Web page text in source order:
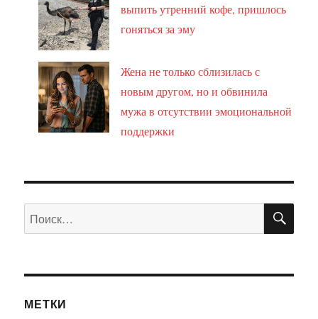
выпить утренний кофе, пришлось
гоняться за эму
Жена не только сблизилась с
новым другом, но и обвинила
мужа в отсутствии эмоциональной
поддержки
Искать:
МЕТКИ